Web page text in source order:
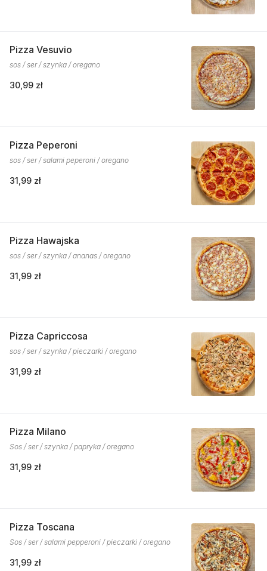
Pizza Vesuvio
sos / ser / szynka / oregano
30,99 zł
Pizza Peperoni
sos / ser / salami peperoni / oregano
31,99 zł
Pizza Hawajska
sos / ser / szynka / ananas / oregano
31,99 zł
Pizza Capriccosa
sos / ser / szynka / pieczarki / oregano
31,99 zł
Pizza Milano
Sos / ser / szynka / papryka / oregano
31,99 zł
Pizza Toscana
Sos / ser / salami pepperoni / pieczarki / oregano
31,99 zł